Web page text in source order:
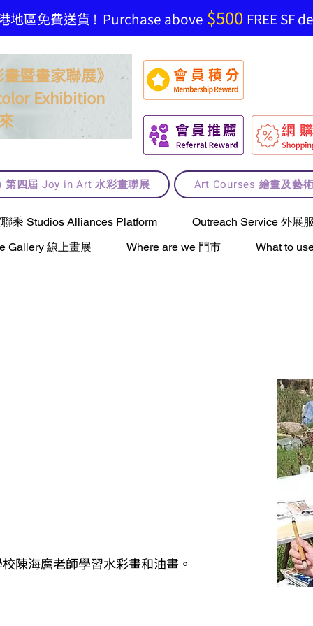
地區免費送貨 ! Purchase above $500 FREE SF
暨畫家聯展》
Exhibition
第四屆 Joy in Art 水彩畫聯展 Art Courses 繪畫及藝
乘 Studios Alliances Platform
Outreach Service 外展
Gallery 線上畫展
Where are we 門市 What to
陳海麿老師學習水彩畫和油畫。